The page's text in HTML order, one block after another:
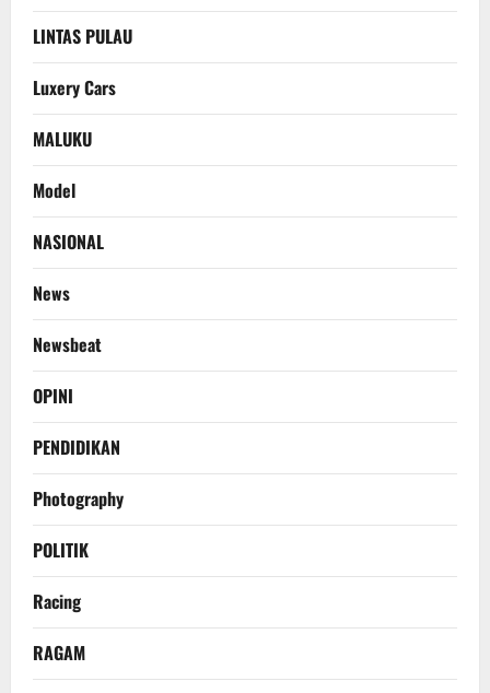
LINTAS PULAU
Luxery Cars
MALUKU
Model
NASIONAL
News
Newsbeat
OPINI
PENDIDIKAN
Photography
POLITIK
Racing
RAGAM